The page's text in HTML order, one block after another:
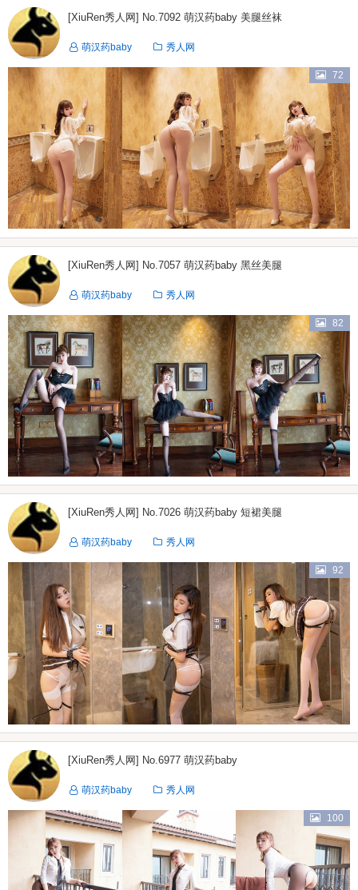
[XiuRen秀人网] No.7092 萌汉药baby 美腿丝袜
萌汉药baby 秀人网
72
[XiuRen秀人网] No.7057 萌汉药baby 黑丝美腿
萌汉药baby 秀人网
82
[XiuRen秀人网] No.7026 萌汉药baby 短裙美腿
萌汉药baby 秀人网
92
[XiuRen秀人网] No.6977 萌汉药baby
萌汉药baby 秀人网
100